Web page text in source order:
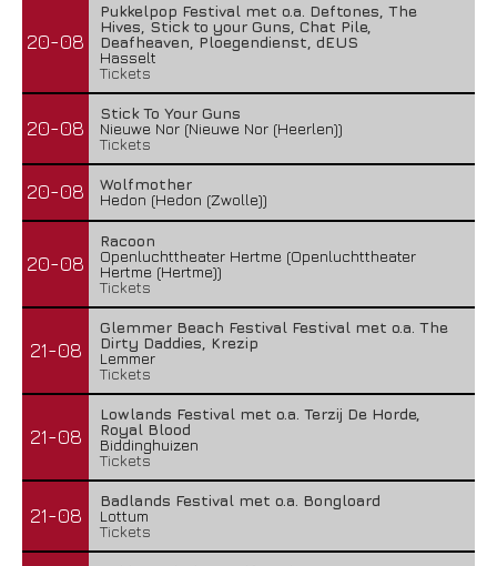
20-08
Pukkelpop Festival met o.a. Deftones, The
Hives, Stick to your Guns, Chat Pile,
Deafheaven, Ploegendienst, dEUS
Hasselt
Tickets
20-08
Stick To Your Guns
Nieuwe Nor (Nieuwe Nor (Heerlen))
Tickets
20-08
Wolfmother
Hedon (Hedon (Zwolle))
20-08
Racoon
Openluchttheater Hertme (Openluchttheater
Hertme (Hertme))
Tickets
21-08
Glemmer Beach Festival Festival met o.a. The
Dirty Daddies, Krezip
Lemmer
Tickets
21-08
Lowlands Festival met o.a. Terzij De Horde,
Royal Blood
Biddinghuizen
Tickets
21-08
Badlands Festival met o.a. Bongloard
Lottum
Tickets